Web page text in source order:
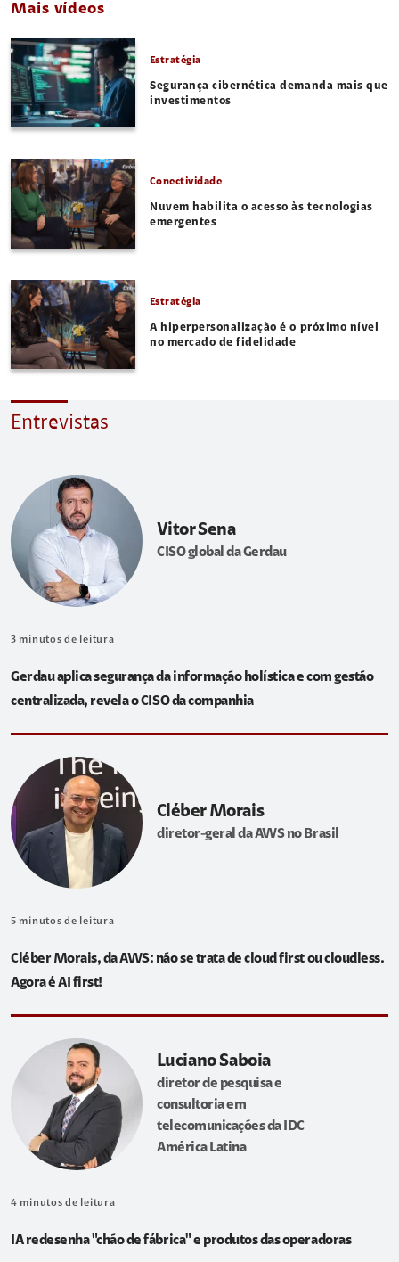
Mais vídeos
Estratégia
Segurança cibernética demanda mais que
investimentos
Conectividade
Nuvem habilita o acesso às tecnologias
emergentes
Estratégia
A hiperpersonalização é o próximo nível
no mercado de fidelidade
Entrevistas
Vitor Sena
CISO global da Gerdau
3 minutos de leitura
Gerdau aplica segurança da informação holística e com gestão
centralizada, revela o CISO da companhia
Cléber Morais
diretor-geral da AWS no Brasil
5 minutos de leitura
Cléber Morais, da AWS: não se trata de cloud first ou cloudless.
Agora é AI first!
Luciano Saboia
diretor de pesquisa e
consultoria em
telecomunicações da IDC
América Latina
4 minutos de leitura
IA redesenha "chão de fábrica" e produtos das operadoras